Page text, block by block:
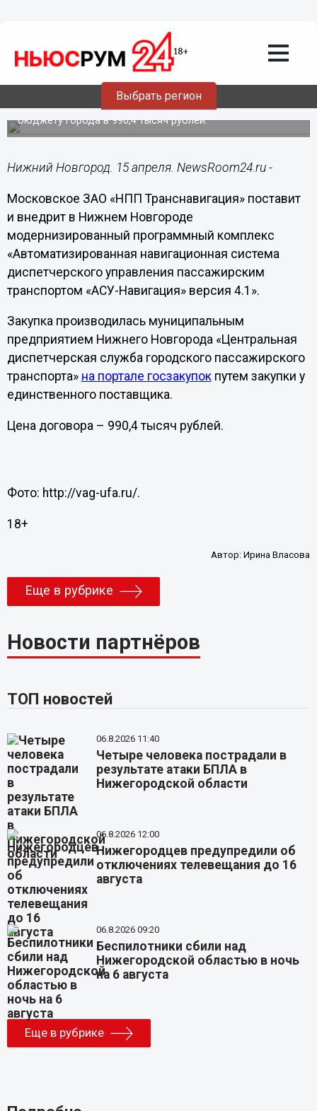
Выбрать регион
Автоматизированная навигационная
система диспетчерского управления
пассажирским транспортом будет
внедрена в Нижнем Новгороде
Навигационная система «АСУ-Навигация» обойдется
бюджету города в 990,4 тысяч рублей.
Нижний Новгород. 15 апреля. NewsRoom24.ru -
Московское ЗАО «НПП Транснавигация» поставит
и внедрит в Нижнем Новгороде
модернизированный программный комплекс
«Автоматизированная навигационная система
диспетчерского управления пассажирским
транспортом «АСУ-Навигация» версия 4.1».
Закупка производилась муниципальным
предприятием Нижнего Новгорода «Центральная
диспетчерская служба городского пассажирского
транспорта» на портале госзакупокпутем закупки у
единственного поставщика.
Цена договора – 990,4 тысяч рублей.
Фото: http://vag-ufa.ru/.
18+
Автор:Ирина Власова
Еще в рубрике
Новости партнёров
ТОП новостей
06.8.2026 11:40
Четыре человека пострадали в
результате атаки БПЛА в
Нижегородской области
06.8.2026 12:00
Нижегородцев предупредили об
отключениях телевещания до 16
августа
06.8.2026 09:20
Беспилотники сбили над
Нижегородской областью в ночь
на 6 августа
Еще в рубрике